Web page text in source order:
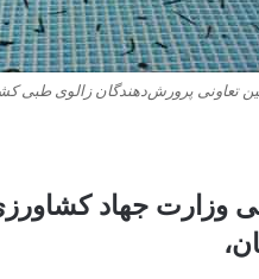
تعاونی پرورش‌دهندگان زالوی طبی
وزارت جهاد